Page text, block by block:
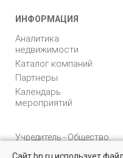
ИНФОРМАЦИЯ
Аналитика
недвижимости
Каталог компаний
Партнеры
Календарь
мероприятий
Учредитель - Общество